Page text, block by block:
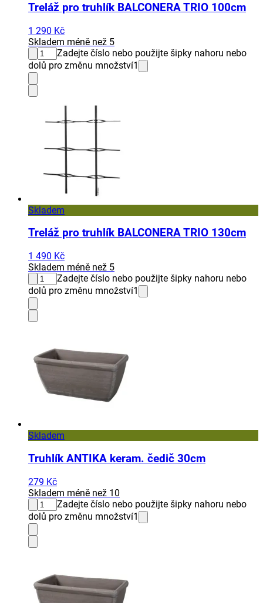
Treláž pro truhlík BALCONERA TRIO 100cm
1 290 Kč
Skladem méně než 5
Zadejte číslo nebo použijte šipky nahoru nebo
dolů pro změnu množství1
Skladem
Treláž pro truhlík BALCONERA TRIO 130cm
1 490 Kč
Skladem méně než 5
Zadejte číslo nebo použijte šipky nahoru nebo
dolů pro změnu množství1
Skladem
Truhlík ANTIKA keram. čedič 30cm
279 Kč
Skladem méně než 10
Zadejte číslo nebo použijte šipky nahoru nebo
dolů pro změnu množství1